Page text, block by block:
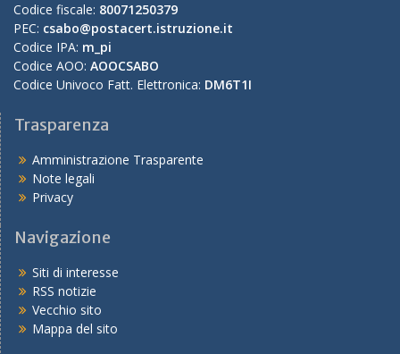
Codice fiscale: 80071250379
PEC: csabo@postacert.istruzione.it
Codice IPA: m_pi
Codice AOO: AOOCSABO
Codice Univoco Fatt. Elettronica: DM6T1I
Trasparenza
Amministrazione Trasparente
Note legali
Privacy
Navigazione
Siti di interesse
RSS notizie
Vecchio sito
Mappa del sito